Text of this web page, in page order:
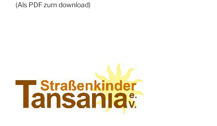
(Als PDF zum download)